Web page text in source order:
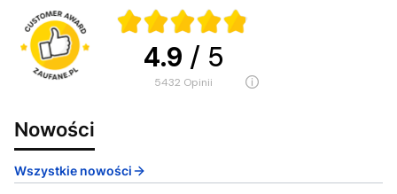
4.9 / 5
5432 opinii
Nowości
Wszystkie nowości